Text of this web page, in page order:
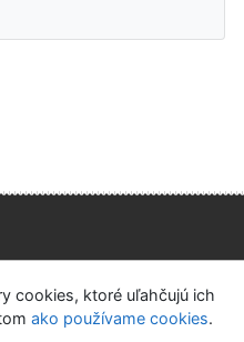
Nastavenie cookies
cookies, ktoré uľahčujú ich
ako používame cookies.